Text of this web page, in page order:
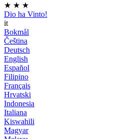
★ ★ ★
Dio ha Vinto!
it
Bokmål
Čeština
Deutsch
English
Español
Filipino
Français
Hrvatski
Indonesia
Italiana
Kiswahili
Magyar